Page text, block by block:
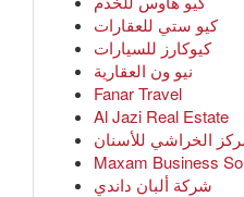
كيو ستي للعقارات
كيوكارز للسيارات
نيو ون العقارية
Fanar Travel
Al Jazi Real Estate
الخراشي للأسنان
Maxam Business
شركة ألبان داندي